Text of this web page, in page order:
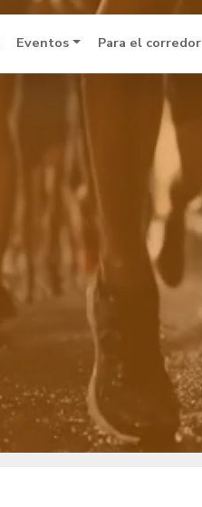
Eventos Para el corredor